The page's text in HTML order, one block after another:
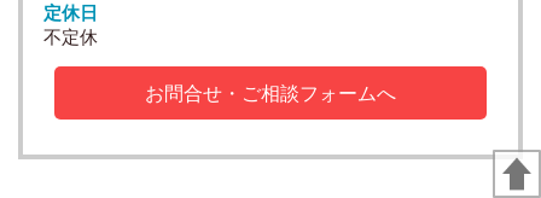
定休日
不定休
お問合せ・ご相談フォームへ